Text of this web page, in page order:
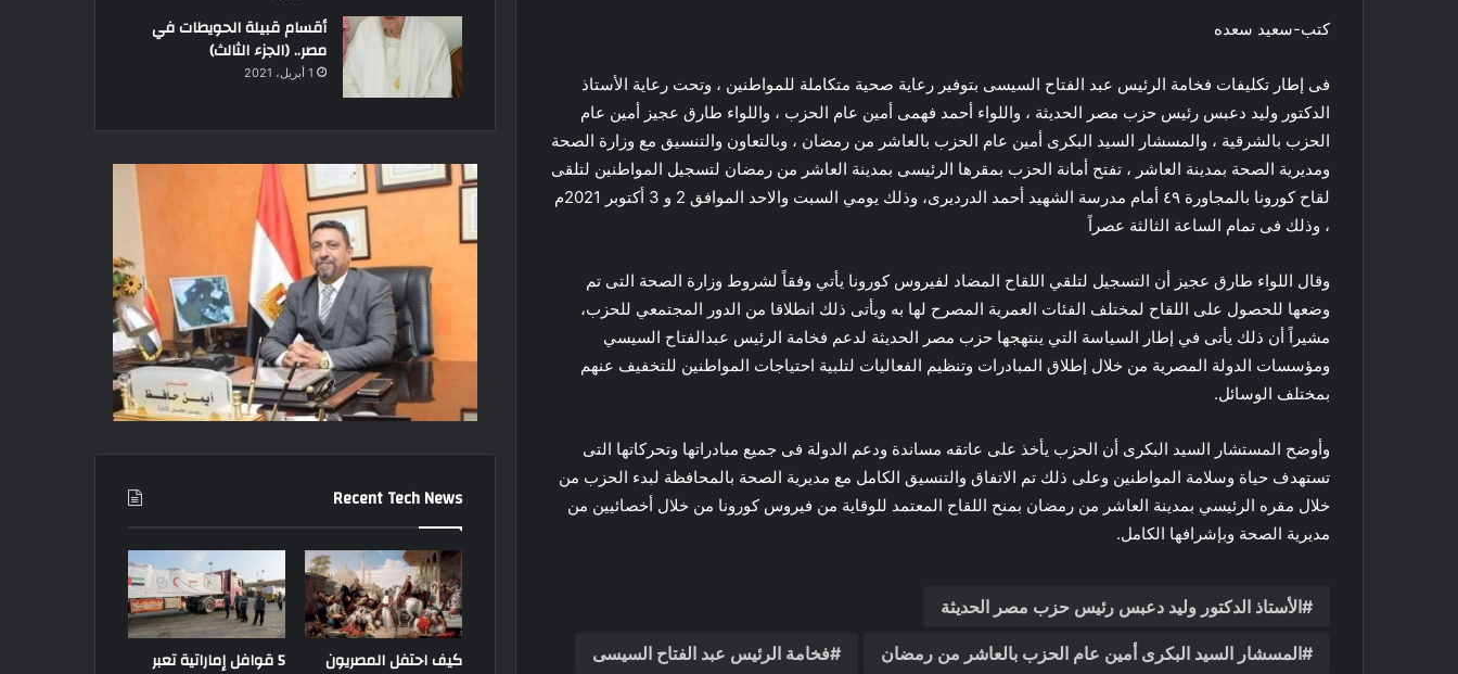
كتب-سعيد سعده
فى إطار تكليفات فخامة الرئيس عبد الفتاح السيسى بتوفير رعاية صحية متكاملة للمواطنين ، وتحت رعاية الأستاذ
الدكتور وليد دعبس رئيس حزب مصر الحديثة ، واللواء أحمد فهمى أمين عام الحزب ، واللواء طارق عجيز أمين عام
الحزب بالشرقية ، والمسشار السيد البكرى أمين عام الحزب بالعاشر من رمضان ، وبالتعاون والتنسيق مع وزارة الصحة
ومديرية الصحة بمدينة العاشر ، تفتح أمانة الحزب بمقرها الرئيسى بمدينة العاشر من رمضان لتسجيل المواطنين لتلقى
لقاح كورونا بالمجاورة ٤٩ أمام مدرسة الشهيد أحمد الدرديرى، وذلك يومي السبت والاحد الموافق 2 و 3 أكتوبر 2021م
، وذلك فى تمام الساعة الثالثة عصراً
وقال اللواء طارق عجيز أن التسجيل لتلقي اللقاح المضاد لفيروس كورونا يأتي وفقاً لشروط وزارة الصحة التى تم
وضعها للحصول على اللقاح لمختلف الفئات العمرية المصرح لها به ويأتى ذلك انطلاقا من الدور المجتمعي للحزب،
مشيراً أن ذلك يأتى في إطار السياسة التي ينتهجها حزب مصر الحديثة لدعم فخامة الرئيس عبدالفتاح السيسي
ومؤسسات الدولة المصرية من خلال إطلاق المبادرات وتنظيم الفعاليات لتلبية احتياجات المواطنين للتخفيف عنهم
بمختلف الوسائل.
وأوضح المستشار السيد البكرى أن الحزب يأخذ على عاتقه مساندة ودعم الدولة فى جميع مبادراتها وتحركاتها التى
تستهدف حياة وسلامة المواطنين وعلى ذلك تم الاتفاق والتنسيق الكامل مع مديرية الصحة بالمحافظة لبدء الحزب من
خلال مقره الرئيسي بمدينة العاشر من رمضان بمنح اللقاح المعتمد للوقاية من فيروس كورونا من خلال أخصائيين من
مديرية الصحة وبإشرافها الكامل.
الأستاذ الدكتور وليد دعبس رئيس حزب مصر الحديثة
المسشار السيد البكرى أمين عام الحزب بالعاشر من رمضان فخامة الرئيس عبد الفتاح السيسى
أقسام قبيلة الحويطات في
مصر.. (الجزء الثالث)
1 أبريل، 2021
Recent Tech News
كيف احتفل المصريون
5 قوافل إماراتية تعبر